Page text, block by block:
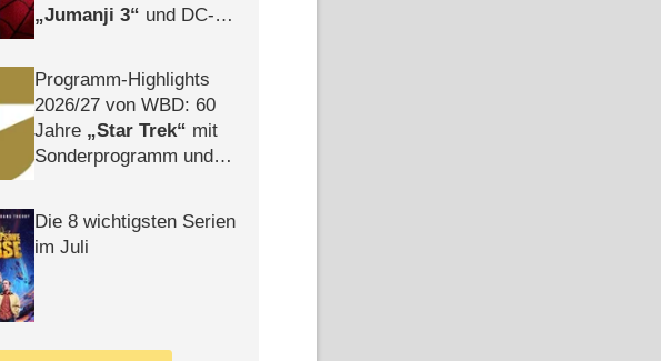
Jumanji 3
und DC-
Programm-Highlights
2026/​27 von WBD: 60
Jahre
Star Trek
mit
Sonderprogramm und
Die 8 wichtigsten Serien
im Juli